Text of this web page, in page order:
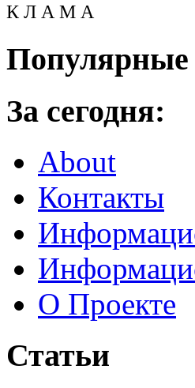
К Л А М А
Популярные
За сегодня:
About
Контакты
О Проекте
Статьи